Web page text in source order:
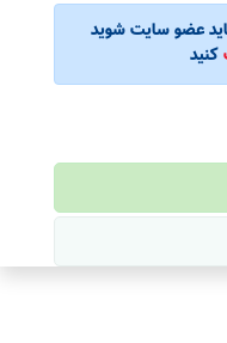
عضو سایت شوید
کنید